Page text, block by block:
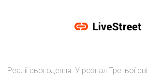
Реалії сьогодення. У розпал Третьої